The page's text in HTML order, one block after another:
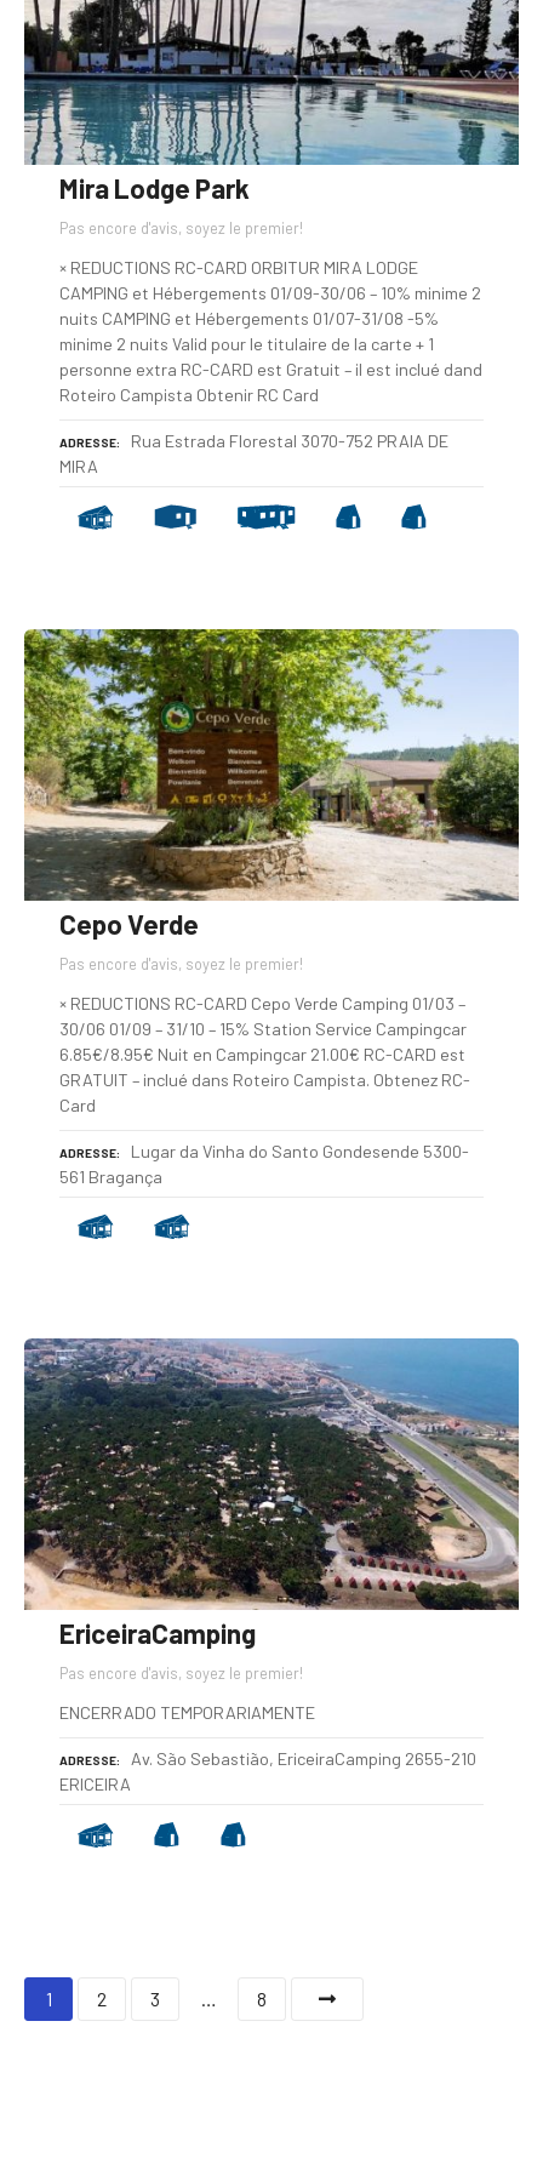
Mira Lodge Park
Pas encore d'avis, soyez le premier!
× REDUCTIONS RC-CARD ORBITUR MIRA LODGE
CAMPING et Hébergements 01/09-30/06 – 10% minime 2
nuits CAMPING et Hébergements 01/07-31/08 -5%
minime 2 nuits Valid pour le titulaire de la carte + 1
personne extra RC-CARD est Gratuit – il est inclué dand
Roteiro Campista Obtenir RC Card
ADRESSE
Rua Estrada Florestal 3070-752 PRAIA DE
MIRA
Cepo Verde
Pas encore d'avis, soyez le premier!
× REDUCTIONS RC-CARD Cepo Verde Camping 01/03 –
30/06 01/09 – 31/10 – 15% Station Service Campingcar
6.85€/8.95€ Nuit en Campingcar 21.00€ RC-CARD est
GRATUIT – inclué dans Roteiro Campista. Obtenez RC-
Card
ADRESSE
Lugar da Vinha do Santo Gondesende 5300-
561 Bragança
EriceiraCamping
Pas encore d'avis, soyez le premier!
ENCERRADO TEMPORARIAMENTE
ADRESSE
Av. São Sebastião, EriceiraCamping 2655-210
ERICEIRA
N1 2 3 … 8